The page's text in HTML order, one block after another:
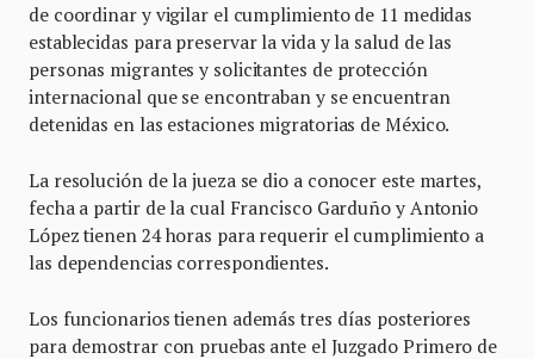
de coordinar y vigilar el cumplimiento de 11 medidas
establecidas para preservar la vida y la salud de las
personas migrantes y solicitantes de protección
internacional que se encontraban y se encuentran
detenidas en las estaciones migratorias de México.
La resolución de la jueza se dio a conocer este martes,
fecha a partir de la cual Francisco Garduño y Antonio
López tienen 24 horas para requerir el cumplimiento a
las dependencias correspondientes.
Los funcionarios tienen además tres días posteriores
para demostrar con pruebas ante el Juzgado Primero de